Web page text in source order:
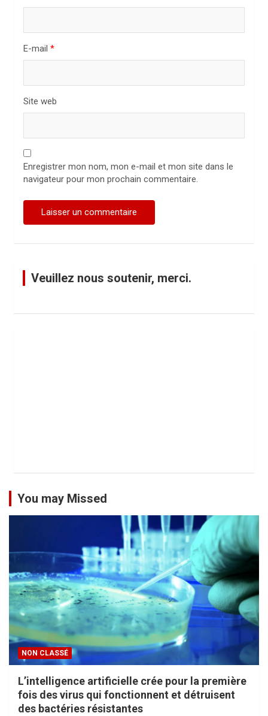
E-mail *
Site web
Enregistrer mon nom, mon e-mail et mon site dans le
navigateur pour mon prochain commentaire.
Veuillez nous soutenir, merci.
You may Missed
NON CLASSÉ
L’intelligence artificielle crée pour la première
fois des virus qui fonctionnent et détruisent
des bactéries résistantes